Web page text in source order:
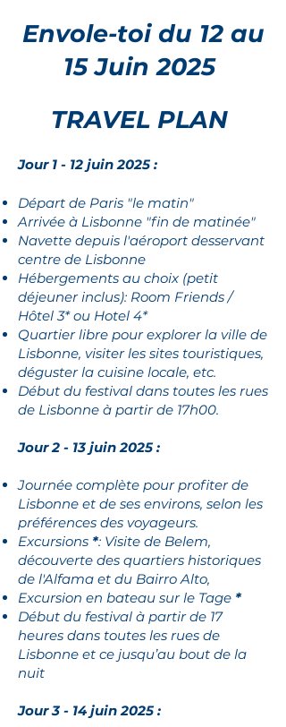
Envole-toi du 12 au
15 Juin 2025
TRAVEL PLAN
Jour 1 - 12 juin 2025 :
Départ de Paris "le matin"
Arrivée à Lisbonne "fin de matinée"
Navette depuis l'aéroport desservant
centre de Lisbonne
Hébergements au choix (petit
déjeuner inclus): Room Friends /
Hôtel 3* ou Hotel 4*
Quartier libre pour explorer la ville de
Lisbonne, visiter les sites touristiques,
déguster la cuisine locale, etc.
Début du festival dans toutes les rues
de Lisbonne à partir de 17h00.
Jour 2 - 13 juin 2025 :
Journée complète pour profiter de
Lisbonne et de ses environs, selon les
préférences des voyageurs.
Excursions *: Visite de Belem,
découverte des quartiers historiques
de l'Alfama et du Bairro Alto,
Excursion en bateau sur le Tage *
Début du festival à partir de 17
heures dans toutes les rues de
Lisbonne et ce jusqu’au bout de la
nuit
Jour 3 - 14 juin 2025 :